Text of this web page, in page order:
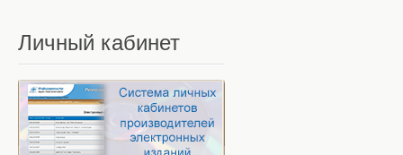
Личный кабинет